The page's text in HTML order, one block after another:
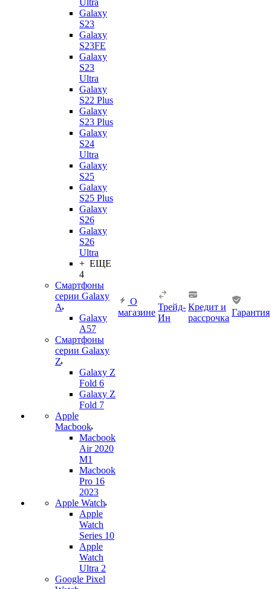
Ultra
Galaxy
S23
Galaxy
S23FE
Galaxy
S23
Ultra
Galaxy
S22 Plus
Galaxy
S23 Plus
Galaxy
S24
Ultra
Galaxy
S25
Galaxy
S25 Plus
Galaxy
S26
Galaxy
S26
Ultra
+ ЕЩЕ
4
Смартфоны
серии Galaxy
A
Galaxy
A57
Смартфоны
серии Galaxy
Z
Galaxy Z
Fold 6
Galaxy Z
Fold 7
Apple
Macbook
Macbook
Air 2020
M1
Macbook
Pro 16
2023
Apple Watch
Apple
Watch
Series 10
Apple
Watch
Ultra 2
Google Pixel
О
магазине
Трейд-
Ин
Кредит и
рассрочка
Гарантия